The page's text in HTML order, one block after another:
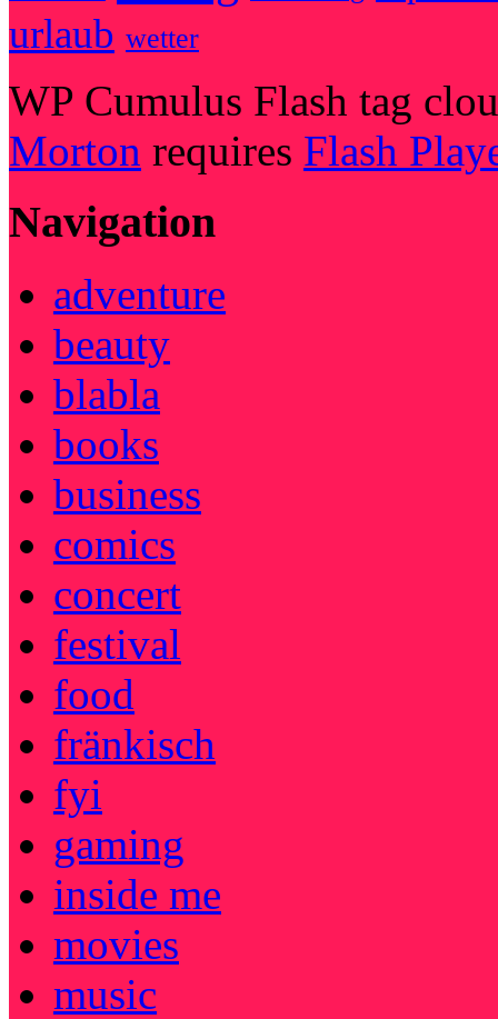
urlaub wetter
WP Cumulus Flash tag
Morton requires Flash
Navigation
adventure
beauty
blabla
books
business
comics
concert
festival
food
fränkisch
fyi
gaming
inside me
movies
music